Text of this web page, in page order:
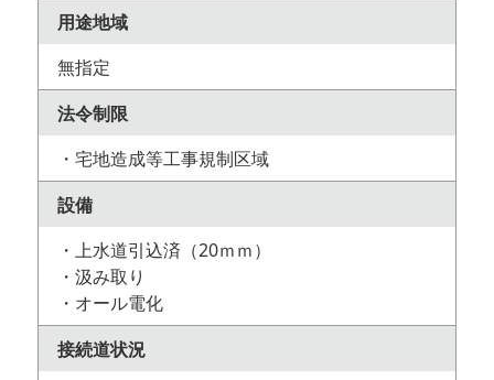
用途地域
無指定
法令制限
・宅地造成等工事規制区域
設備
・上水道引込済（20ｍｍ）
・汲み取り
・オール電化
接続道状況